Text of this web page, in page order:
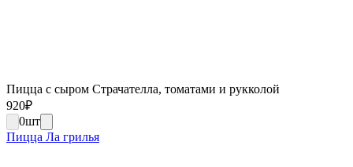
Пицца с сыром Страчателла, томатами и рукколой
920₽
0шт
Пицца Ла грилья